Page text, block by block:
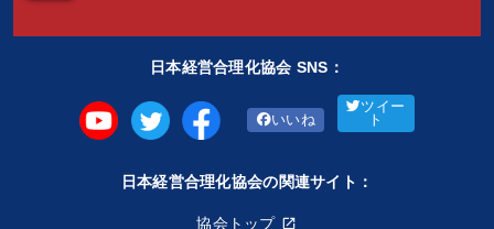
日本経営合理化協会 SNS：
いいね
ツイー
ト
日本経営合理化協会の関連サイト：
協会トップ